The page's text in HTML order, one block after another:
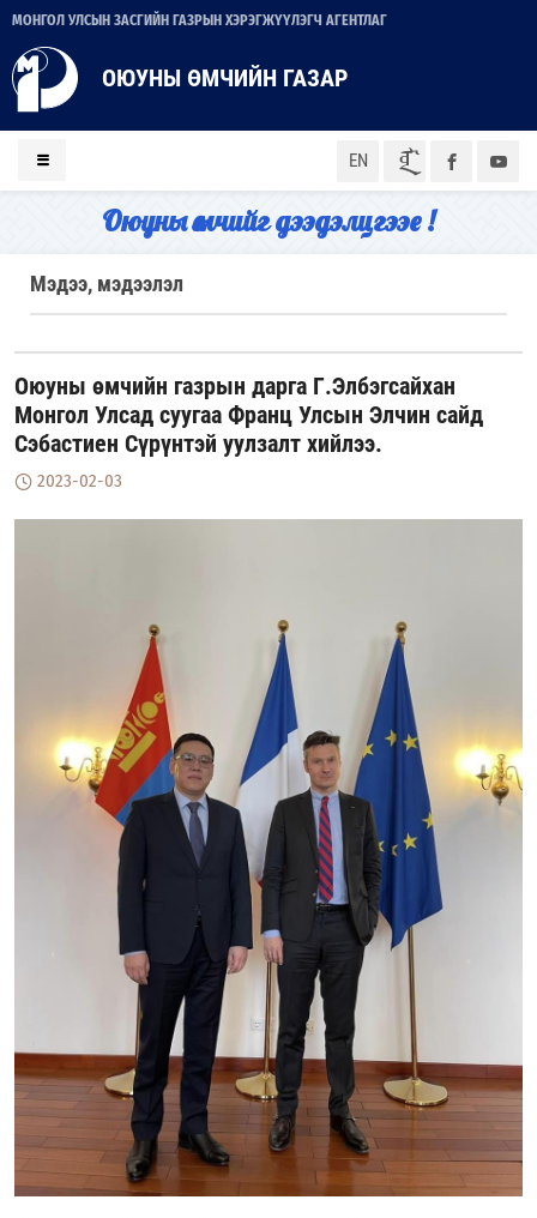
МОНГОЛ УЛСЫН ЗАСГИЙН ГАЗРЫН ХЭРЭГЖҮҮЛЭГЧ АГЕНТЛАГ
ОЮУНЫ ӨМЧИЙН ГАЗАР
EN ᠮᠣᠨ
Оюуны өмчийг дээдэлцгээе !
Мэдээ, мэдээлэл
Оюуны өмчийн газрын дарга Г.Элбэгсайхан
Монгол Улсад суугаа Франц Улсын Элчин сайд
Сэбастиен Сүрүнтэй уулзалт хийлээ.
2023-02-03